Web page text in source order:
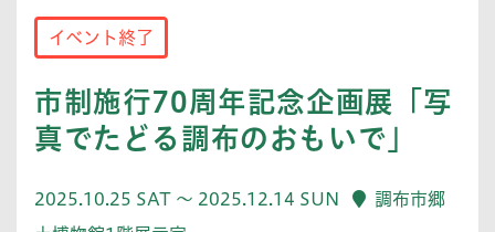
イベント終了
市制施行70周年記念企画展「写
真でたどる調布のおもいで」
2025.10.25 SAT ～ 2025.12.14 SUN
調布市郷